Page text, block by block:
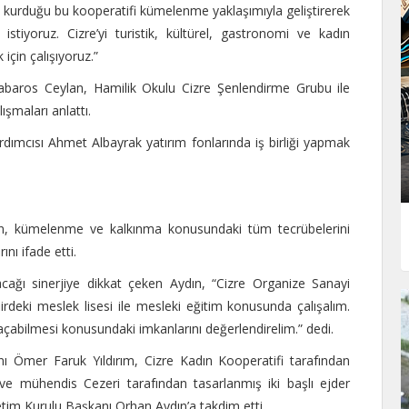
bu kooperatifi kümelenme yaklaşımıyla geliştirerek
Cizre’yi turistik, kültürel, gastronomi ve kadın
çalışıyoruz.”
Ceylan, Hamilik Okulu Cizre Şenlendirme Grubu ile
anlattı.
Ahmet Albayrak yatırım fonlarında iş birliği yapmak
kümelenme ve kalkınma konusundaki tüm tecrübelerini
ifade etti.
sinerjiye dikkat çeken Aydın, “Cizre Organize Sanayi
meslek lisesi ile mesleki eğitim konusunda çalışalım.
konusundaki imkanlarını değerlendirelim.” dedi.
Faruk Yıldırım, Cizre Kadın Kooperatifi tarafından
mühendis Cezeri tarafından tasarlanmış iki başlı ejder